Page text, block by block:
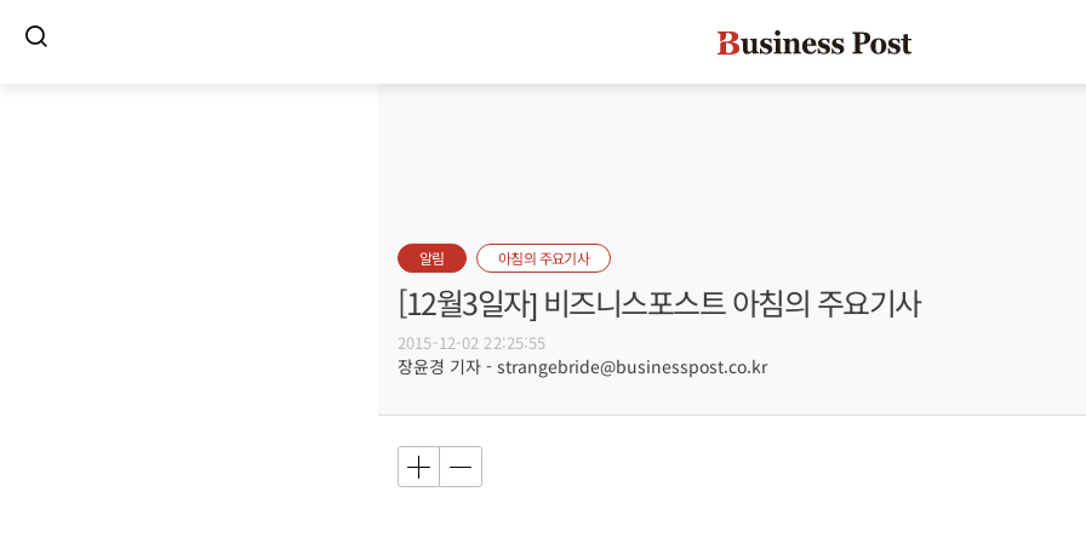
알림 아침의 주요기사
[12월3일자] 비즈니스포스트 아침의 주요기사
2015-12-02 22:25:55
장윤경 기자 - strangebride@businesspost.co.kr